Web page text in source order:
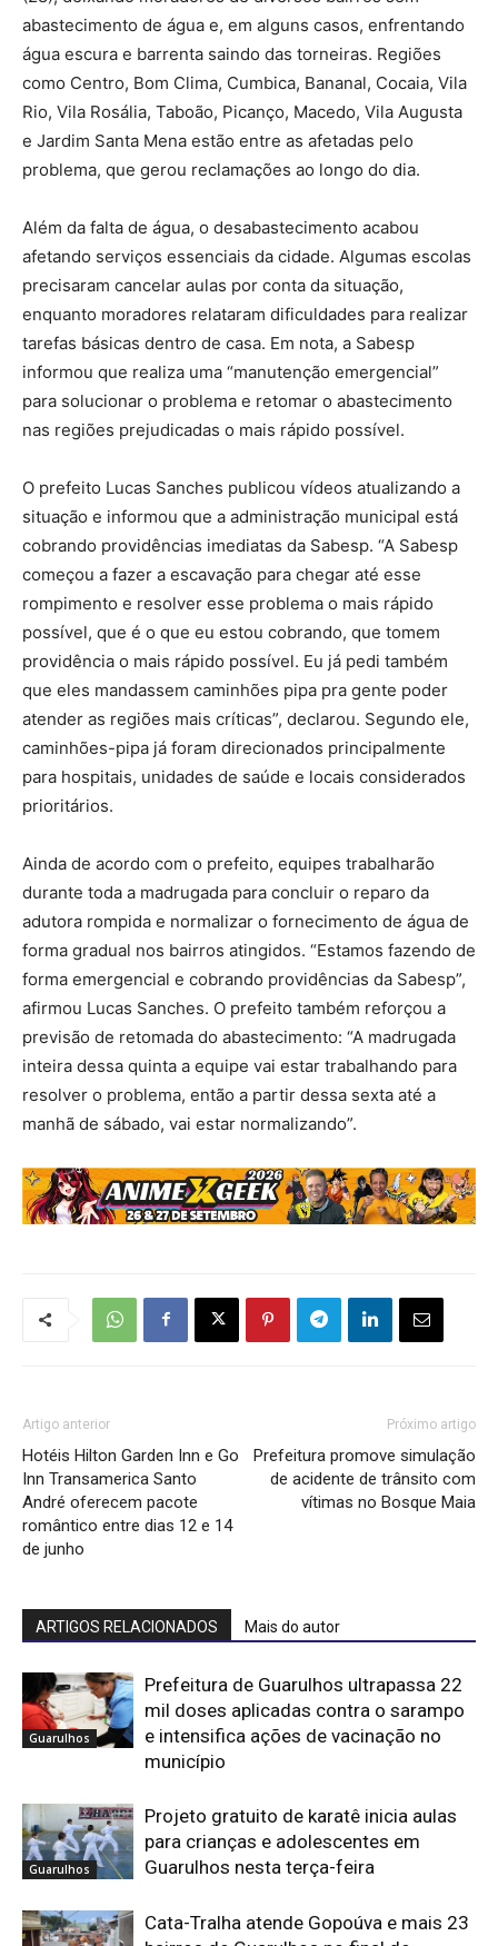
abastecimento de água e, em alguns casos, enfrentando
água escura e barrenta saindo das torneiras. Regiões
como Centro, Bom Clima, Cumbica, Bananal, Cocaia, Vila
Rio, Vila Rosália, Taboão, Picanço, Macedo, Vila Augusta
e Jardim Santa Mena estão entre as afetadas pelo
problema, que gerou reclamações ao longo do dia.
Além da falta de água, o desabastecimento acabou
afetando serviços essenciais da cidade. Algumas escolas
precisaram cancelar aulas por conta da situação,
enquanto moradores relataram dificuldades para realizar
tarefas básicas dentro de casa. Em nota, a Sabesp
informou que realiza uma “manutenção emergencial”
para solucionar o problema e retomar o abastecimento
nas regiões prejudicadas o mais rápido possível.
O prefeito Lucas Sanches publicou vídeos atualizando a
situação e informou que a administração municipal está
cobrando providências imediatas da Sabesp. “A Sabesp
começou a fazer a escavação para chegar até esse
rompimento e resolver esse problema o mais rápido
possível, que é o que eu estou cobrando, que tomem
providência o mais rápido possível. Eu já pedi também
que eles mandassem caminhões pipa pra gente poder
atender as regiões mais críticas”, declarou. Segundo ele,
caminhões-pipa já foram direcionados principalmente
para hospitais, unidades de saúde e locais considerados
prioritários.
Ainda de acordo com o prefeito, equipes trabalharão
durante toda a madrugada para concluir o reparo da
adutora rompida e normalizar o fornecimento de água de
forma gradual nos bairros atingidos. “Estamos fazendo de
forma emergencial e cobrando providências da Sabesp”,
afirmou Lucas Sanches. O prefeito também reforçou a
previsão de retomada do abastecimento: “A madrugada
inteira dessa quinta a equipe vai estar trabalhando para
resolver o problema, então a partir dessa sexta até a
manhã de sábado, vai estar normalizando”.
Artigo anterior
Hotéis Hilton Garden Inn e Go
Inn Transamerica Santo
André oferecem pacote
romântico entre dias 12 e 14
de junho
Próximo artigo
Prefeitura promove simulação
de acidente de trânsito com
vítimas no Bosque Maia
ARTIGOS RELACIONADOS Mais do autor
Guarulhos
Prefeitura de Guarulhos ultrapassa 22
mil doses aplicadas contra o sarampo
e intensifica ações de vacinação no
município
Guarulhos
Projeto gratuito de karatê inicia aulas
para crianças e adolescentes em
Guarulhos nesta terça-feira
Cata-Tralha atende Gopoúva e mais 23